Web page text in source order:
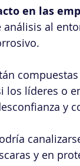
en las
análisis al
los líderes o
y
y en